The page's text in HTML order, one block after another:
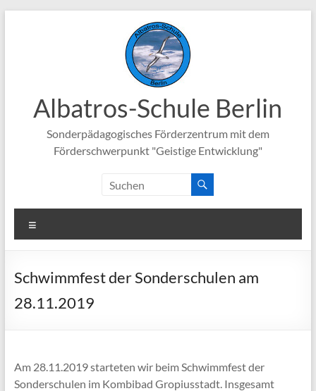
Albatros-Schule Berlin
Sonderpädagogisches Förderzentrum mit dem
Förderschwerpunkt "Geistige Entwicklung"
Schwimmfest der Sonderschulen am
28.11.2019
Am 28.11.2019 starteten wir beim Schwimmfest der
Sonderschulen im Kombibad Gropiusstadt. Insgesamt